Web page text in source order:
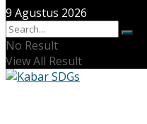
9 Agustus 2026
No Result
View All Result